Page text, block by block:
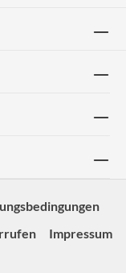
Impressum